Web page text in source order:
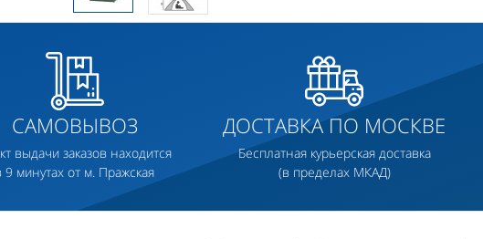
САМОВЫВОЗ
выдачи заказов находится
9 минутах от м. Пражская
ДОСТАВКА ПО МОСКВЕ
Бесплатная курьерская доставка
(в пределах МКАД)